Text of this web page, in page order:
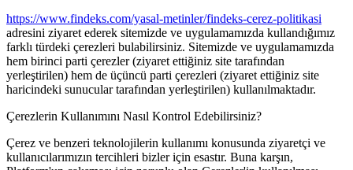
https://www.findeks.com/yasal-metinler/findeks-cerez-politikasi
adresini ziyaret ederek sitemizde ve uygulamamızda kullandığımız
farklı türdeki çerezleri bulabilirsiniz. Sitemizde ve uygulamamızda
hem birinci parti çerezler (ziyaret ettiğiniz site tarafından
yerleştirilen) hem de üçüncü parti çerezleri (ziyaret ettiğiniz site
haricindeki sunucular tarafından yerleştirilen) kullanılmaktadır.
Çerezlerin Kullanımını Nasıl Kontrol Edebilirsiniz?
Çerez ve benzeri teknolojilerin kullanımı konusunda ziyaretçi ve
kullanıcılarımızın tercihleri bizler için esastır. Buna karşın,